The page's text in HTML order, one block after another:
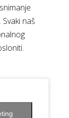
. Svaki naš